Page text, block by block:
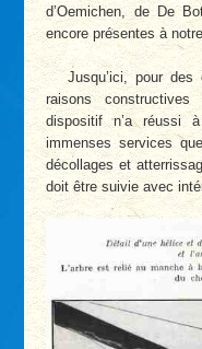
d’Oemichen, de De
encore présentes à
Jusqu’ici, pour
raisons
dispositif n’a réussi
immenses services
décollages et
doit être suivie avec